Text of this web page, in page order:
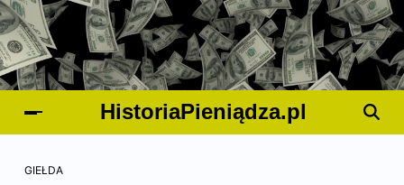
HistoriaPieniądza.pl
GIEŁDA